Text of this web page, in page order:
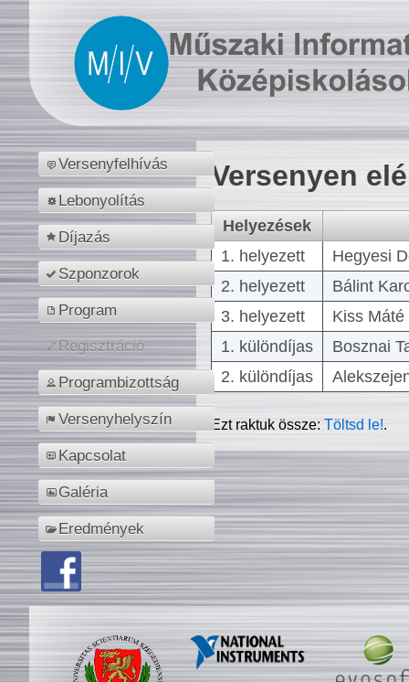
Versenyfelhívás
Lebonyolítás
Díjazás
Szponzorok
Program
Regisztráció
Programbizottság
Versenyhelyszín
Kapcsolat
Galéria
Eredmények
Versenyen
Helyezések
1. helyezett
Hegyesi
2. helyezett
Bálint
3. helyezett
Kiss
1. különdíjas
Bosznai
2. különdíjas
Ezt raktuk össze:Töltsd le!.